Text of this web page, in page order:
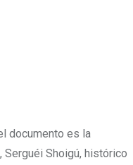
documento es la
Shoigú, histórico